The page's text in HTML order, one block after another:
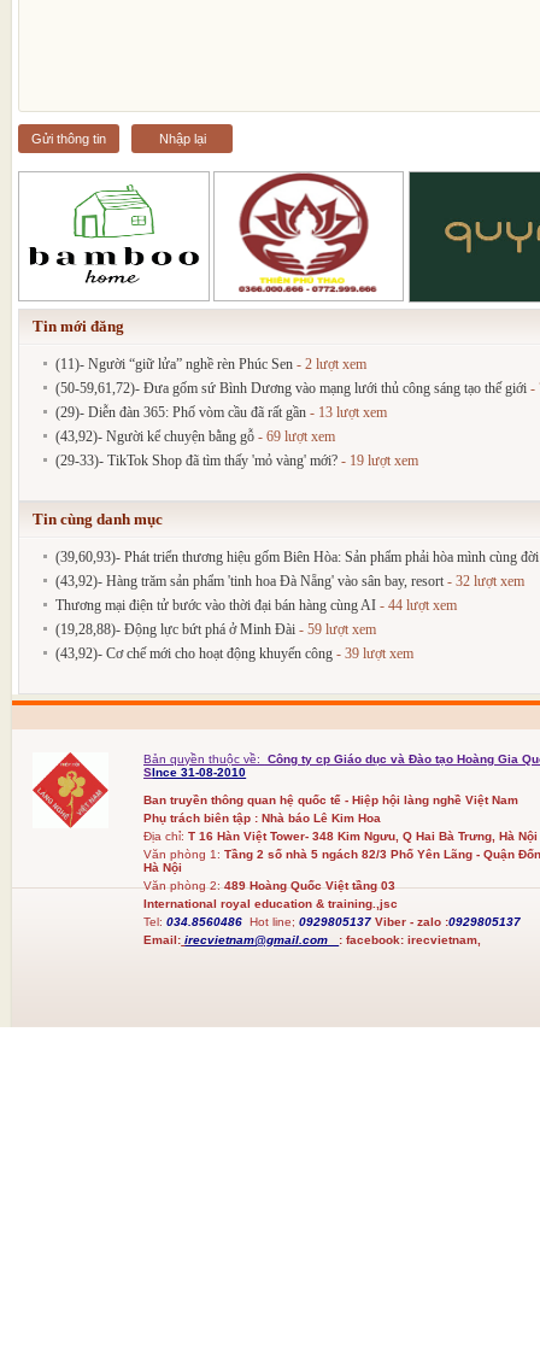
Gửi thông tin Nhập lại
Tin mới đăng
(11)- Người “giữ lửa” nghề rèn Phúc Sen - 2 lượt xem
(50-59,61,72)- Đưa gốm sứ Bình Dương vào mạng lưới thủ công sáng tạo thế giới -
(29)- Diễn đàn 365: Phố vòm cầu đã rất gần - 13 lượt xem
(43,92)- Người kể chuyện bằng gỗ - 69 lượt xem
(29-33)- TikTok Shop đã tìm thấy 'mỏ vàng' mới? - 19 lượt xem
Tin cùng danh mục
(39,60,93)- Phát triển thương hiệu gốm Biên Hòa: Sản phẩm phải hòa mình cùng
(43,92)- Hàng trăm sản phẩm 'tinh hoa Đà Nẵng' vào sân bay, resort - 32 lượt xem
Thương mại điện tử bước vào thời đại bán hàng cùng AI - 44 lượt xem
(19,28,88)- Động lực bứt phá ở Minh Đài - 59 lượt xem
(43,92)- Cơ chế mới cho hoạt động khuyến công - 39 lượt xem
Bản quyền thuộc về:
Công ty cp Giáo dục và Đào tạo Hoàng Gia
SInce 31-08-2010
Ban truyền thông quan hệ quốc tế - Hiệp hội làng nghề Việt Nam
Phụ trách biên tập : Nhà báo Lê Kim Hoa
Địa chỉ: T 16 Hàn Việt Tower- 348 Kim Ngưu, Q Hai Bà Trưng, Hà Nội
Văn phòng 1:Tầng 2 số nhà 5 ngách 82/3 Phố Yên Lãng - Quận
Hà Nội
Văn phòng 2:489 Hoàng Quốc Việt tầng 03
International royal education & training.,jsc
Tel:034.8560486Hot line; 0929805137 Viber - zalo :0929805137
Email: irecvietnam@gmail.com :facebook: irecvietnam,